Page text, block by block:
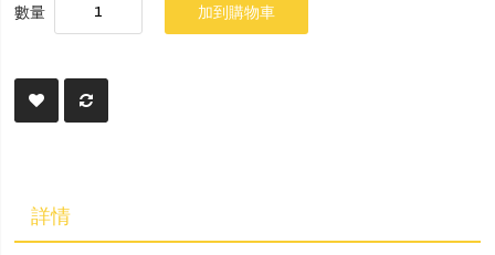
數量 加到購物車
詳情